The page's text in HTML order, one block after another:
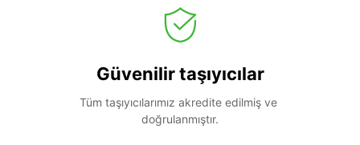
Güvenilir taşıyıcılar
Tüm taşıyıcılarımız akredite edilmiş ve
doğrulanmıştır.